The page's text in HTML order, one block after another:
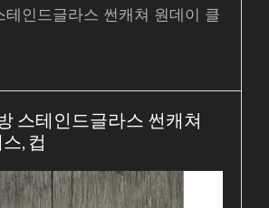
테인드글라스 썬캐쳐 원데이 클
스테인드글라스 썬캐쳐
, 컵